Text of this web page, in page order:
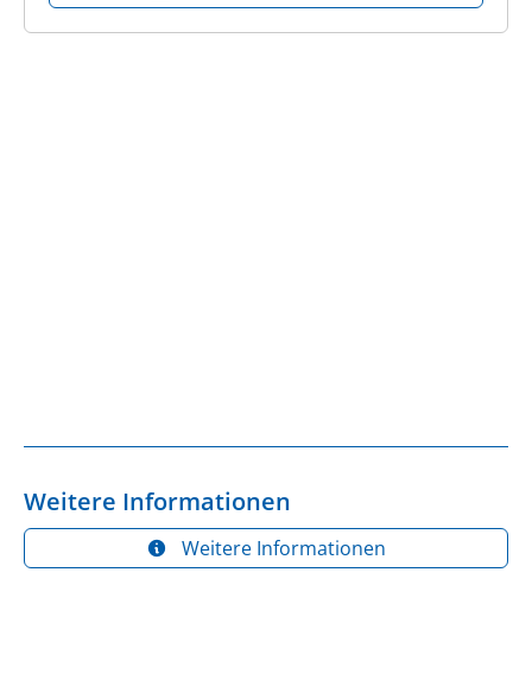
Weitere Informationen
Weitere Informationen